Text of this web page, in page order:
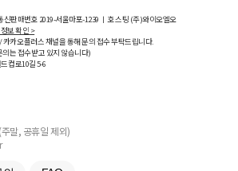
신판매번호 2019-서울마포-1239 ㅣ 호스팅 (주)와이오엘오
보 확인 >
카오플러스 채널을 통해 문의 접수 부탁드립니다.
는 접수받고 있지 않습니다)
드컵로10길5-6
말, 공휴일 제외)